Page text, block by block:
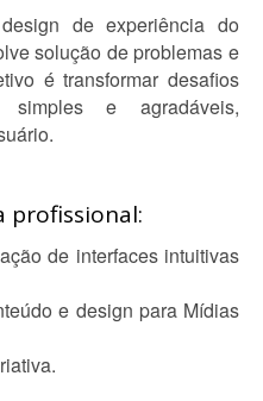
de experiência do
solução de problemas e
é transformar desafios
simples e agradáveis,
profissional:
de interfaces intuitivas
e design para Mídias